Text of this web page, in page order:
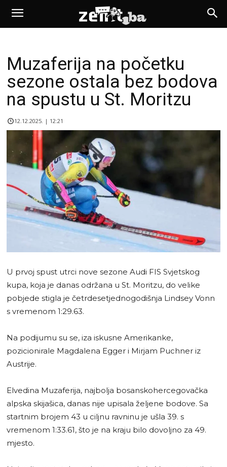
Muzaferija na početku
sezone ostala bez bodova
na spustu u St. Moritzu
12.12.2025. | 12:21
U prvoj spust utrci nove sezone Audi FIS Svjetskog
kupa, koja je danas održana u St. Moritzu, do velike
pobjede stigla je četrdesetjednogodišnja Lindsey Vonn
s vremenom 1:29.63.
Na podijumu su se, iza iskusne Amerikanke,
pozicionirale Magdalena Egger i Mirjam Puchner iz
Austrije.
Elvedina Muzaferija, najbolja bosanskohercegovačka
alpska skijašica, danas nije upisala željene bodove. Sa
startnim brojem 43 u ciljnu ravninu je ušla 39. s
vremenom 1:33.61, što je na kraju bilo dovoljno za 49.
mjesto.